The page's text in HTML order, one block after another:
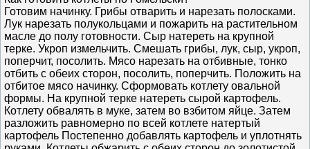
Готовим начинку. Грибы отварить и нарезать полосками.
Лук нарезать полукольцами и пожарить на растительном
масле до полу готовности. Сыр натереть на крупной
терке. Укроп измельчить. Смешать грибы, лук, сыр, укроп,
поперчит, посолить. Мясо нарезать на отбивные, тонко
отбить с обеих сторон, посолить, поперчить. Положить на
отбитое мясо начинку. Сформовать котлету овальной
формы. На крупной терке натереть сырой картофель.
Котлету обвалять в муке, затем во взбитом яйце. Затем
разложить равномерно по всей котлете натертый
картофель Постепенно добавлять картофель и уплотнять